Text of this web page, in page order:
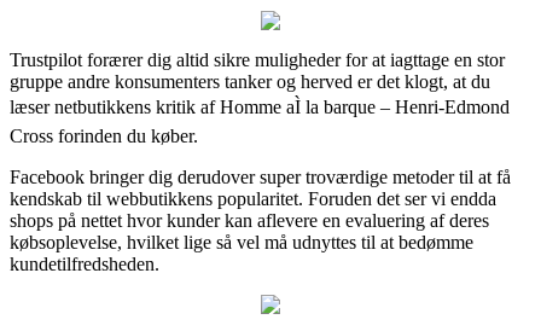
Trustpilot forærer dig altid sikre muligheder for at iagttage en stor
gruppe andre konsumenters tanker og herved er det klogt, at du
læser netbutikkens kritik af Homme aÌ la barque – Henri-Edmond
Cross forinden du køber.
Facebook bringer dig derudover super troværdige metoder til at få
kendskab til webbutikkens popularitet. Foruden det ser vi endda
shops på nettet hvor kunder kan aflevere en evaluering af deres
købsoplevelse, hvilket lige så vel må udnyttes til at bedømme
kundetilfredsheden.